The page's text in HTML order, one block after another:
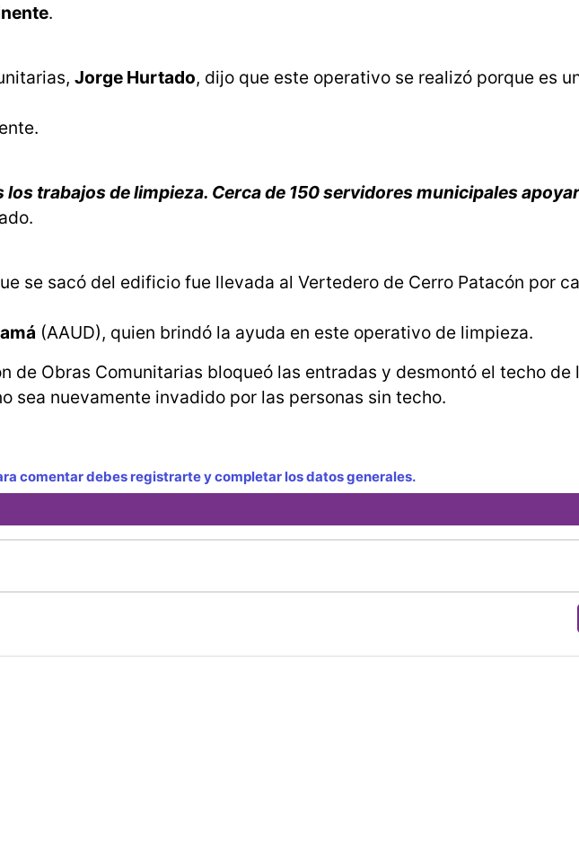
.
Jorge Hurtado, dijo que este operativo se realizó porque es
los trabajos de limpieza. Cerca de 150 servidores municipales
se sacó del edificio fue llevada al Vertedero de Cerro Patacón por
(AAUD), quien brindó la ayuda en este operativo de limpieza.
de Obras Comunitarias bloqueó las entradas y desmontó el techo de
sea nuevamente invadido por las personas sin techo.
comentar debes registrarte y completar los datos generales.